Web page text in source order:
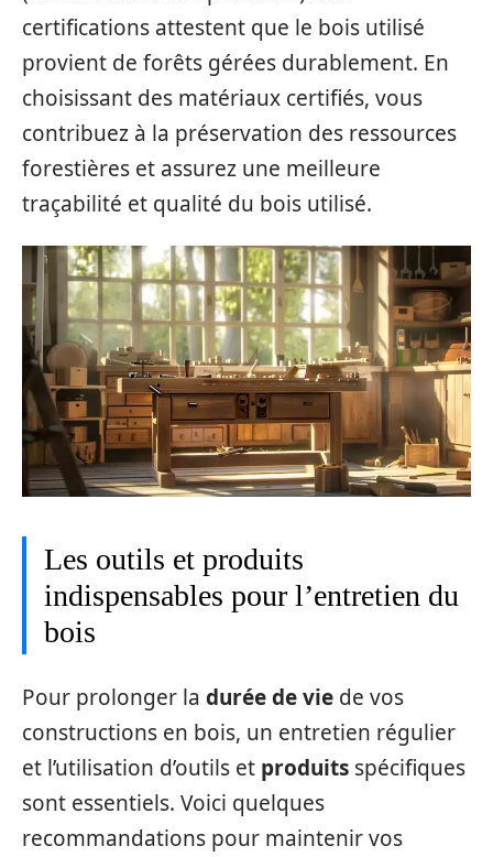
certifications attestent que le bois utilisé
provient de forêts gérées durablement. En
choisissant des matériaux certifiés, vous
contribuez à la préservation des ressources
forestières et assurez une meilleure
traçabilité et qualité du bois utilisé.
Les outils et produits
indispensables pour l’entretien du
bois
Pour prolonger la durée de vie de vos
constructions en bois, un entretien régulier
et l’utilisation d’outils et produits spécifiques
sont essentiels. Voici quelques
recommandations pour maintenir vos